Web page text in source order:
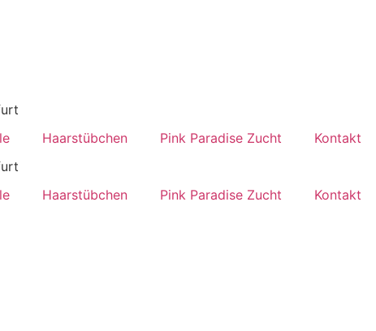
Haarstübchen Pink Paradise Zucht Kontakt
Haarstübchen Pink Paradise Zucht
Kontakt